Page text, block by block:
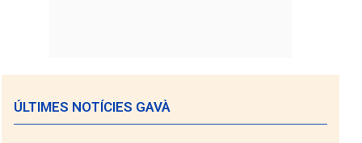
ÚLTIMES NOTÍCIES GAVÀ